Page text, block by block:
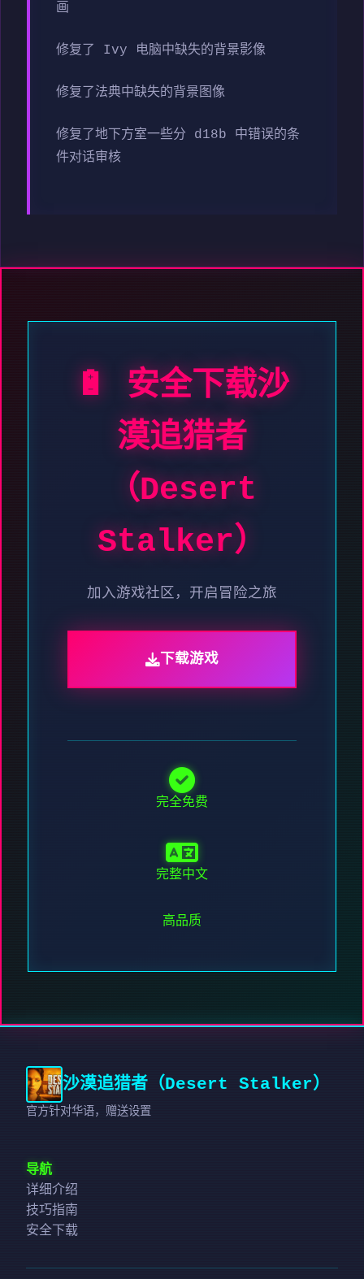
画
修复了 Ivy 电脑中缺失的背景影像
修复了法典中缺失的背景图像
修复了地下方室一些分 d18b 中错误的条
件对话审核
🔋 安全下载沙
漠追猎者
（Desert
Stalker）
加入游戏社区，开启冒险之旅
下载游戏
完全免费
完整中文
高品质
沙漠追猎者（Desert Stalker）
官方针对华语，赠送设置
导航
详细介绍
技巧指南
安全下载